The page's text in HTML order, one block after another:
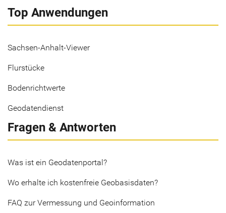
Top Anwendungen
Sachsen-Anhalt-Viewer
Flurstücke
Bodenrichtwerte
Geodatendienst
Fragen & Antworten
Was ist ein Geodatenportal?
Wo erhalte ich kostenfreie Geobasisdaten?
FAQ zur Vermessung und Geoinformation